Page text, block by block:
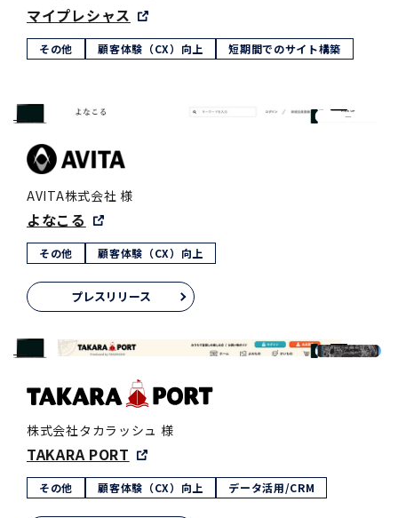
マイプレシャス
その他 顧客体験（CX）向上 短期間でのサイト構築
AVITA株式会社 様
よなこる
その他 顧客体験（CX）向上
プレスリリース
株式会社タカラッシュ 様
TAKARA PORT
その他 顧客体験（CX）向上 データ活用/CRM